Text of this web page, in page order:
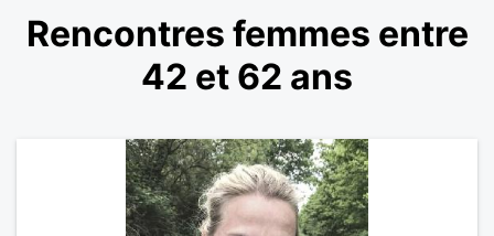
Rencontres femmes entre
42 et 62 ans